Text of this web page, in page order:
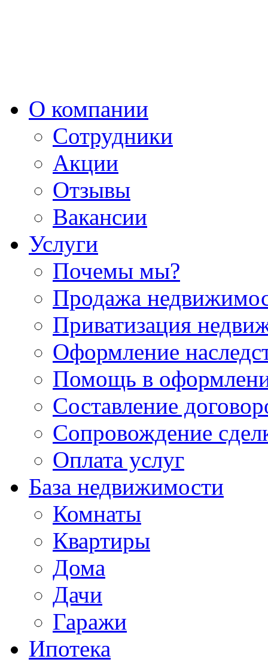
О компании
Сотрудники
Акции
Отзывы
Вакансии
Услуги
Почемы мы?
Продажа
Приватизация
Оформление
Помощь в
Составление
Сопровождение
Оплата услуг
База недвижимости
Комнаты
Квартиры
Дома
Дачи
Гаражи
Ипотека